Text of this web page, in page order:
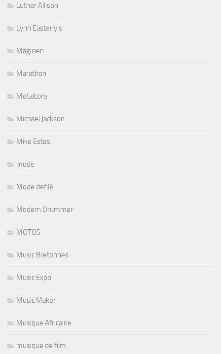
Luther Allison
Lynn Easterly's
Magicien
Marathon
Metalcore
Michael Jackson
Mike Estes
mode
Mode defilé
Modern Drummer
MOTOS
Music Bretonnes
Music Expo
Music Maker
Musique Africaine
musique de film